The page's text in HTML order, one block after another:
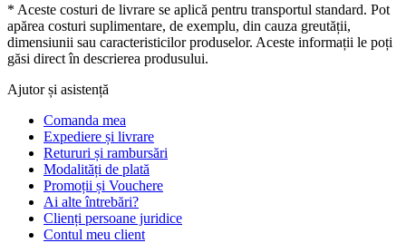
* Aceste costuri de livrare se aplică pentru transportul standard. Pot
apărea costuri suplimentare, de exemplu, din cauza greutății,
dimensiunii sau caracteristicilor produselor. Aceste informații le poți
găsi direct în descrierea produsului.
Ajutor și asistență
Comanda mea
Expediere și livrare
Retururi și rambursări
Modalități de plată
Promoții și Vouchere
Ai alte întrebări?
Clienți persoane juridice
Contul meu client